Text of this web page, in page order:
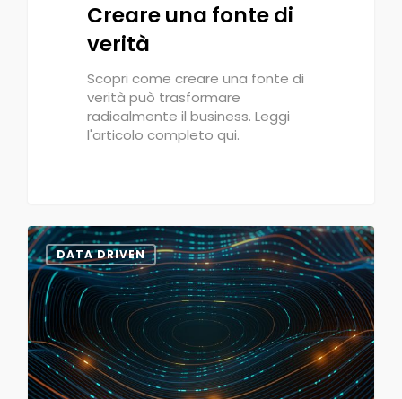
Creare una fonte di
verità
Scopri come creare una fonte di
verità può trasformare
radicalmente il business. Leggi
l'articolo completo qui.
DATA DRIVEN 0